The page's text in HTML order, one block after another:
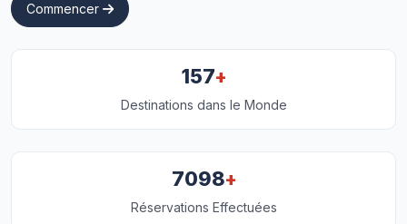
Commencer
157+
Destinations dans le Monde
7098+
Réservations Effectuées